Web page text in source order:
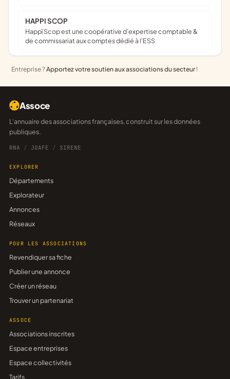
HAPPI SCOP
Happï Scop est une coopérative d’expertise comptable &
de commissariat aux comptes dédié à l'ESS
Entreprise ?Apportez votre soutien aux associations du secteur !
Assoce
L'annuaire des associations françaises, construit sur les données
publiques.
RNA / JOAFE / SIRENE
EXPLORER
Départements
Explorateur
Annonces
Réseaux
POUR LES ASSOCIATIONS
Revendiquer sa fiche
Publier une annonce
Créer un réseau
Trouver un partenariat
ASSOCE
Associations inscrites
Espace entreprises
Espace collectivités
Tarifs